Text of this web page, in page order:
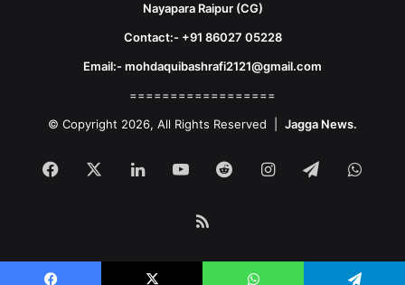
Nayapara Raipur (CG)
Contact:- +91 86027 05228
Email:- mohdaquibashrafi2121@gmail.com
==================
© Copyright 2026, All Rights Reserved | Jagga News.
Facebook LinkedInYouTubeRedditInstagram
Telegram
RSS